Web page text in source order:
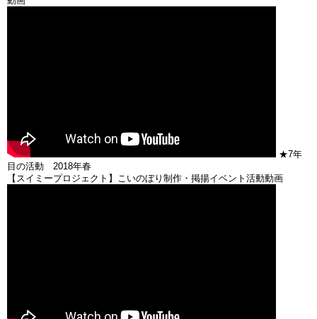
★7年
目の活動 2018年春
【スイミープロジェクト】こいのぼり制作・掲揚イベント活動動画